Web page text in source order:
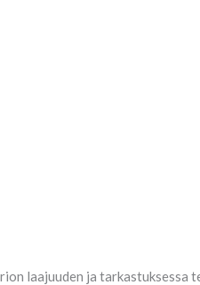
laajuuden ja